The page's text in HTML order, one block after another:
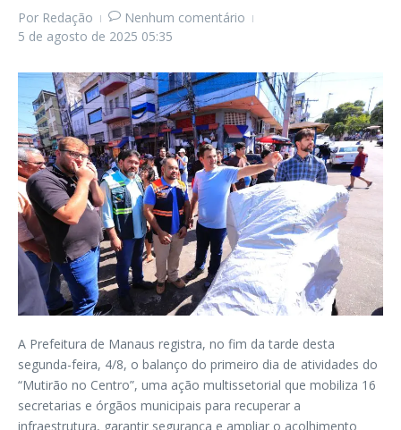
Por Redação
Nenhum comentário
5 de agosto de 2025 05:35
A Prefeitura de Manaus registra, no fim da tarde desta
segunda-feira, 4/8, o balanço do primeiro dia de atividades do
“Mutirão no Centro”, uma ação multissetorial que mobiliza 16
secretarias e órgãos municipais para recuperar a
infraestrutura, garantir segurança e ampliar o acolhimento